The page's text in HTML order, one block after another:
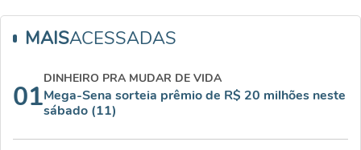
MAISACESSADAS
01
DINHEIRO PRA MUDAR DE VIDA
Mega-Sena sorteia prêmio de R$ 20 milhões neste
sábado (11)